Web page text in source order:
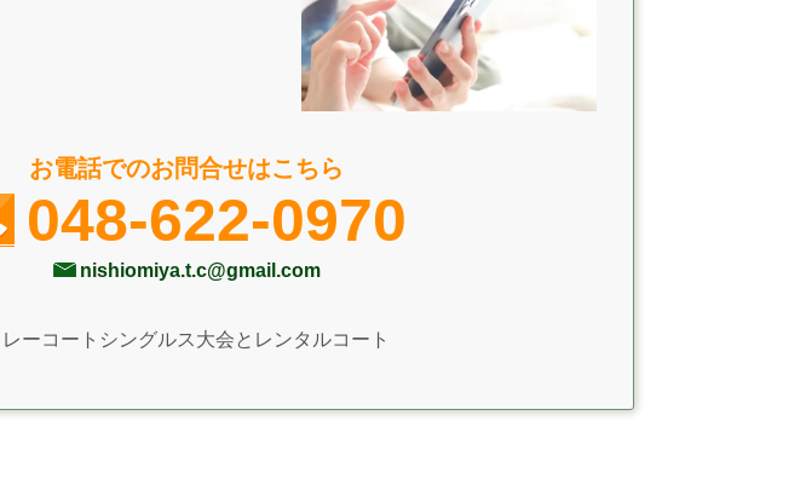
お電話でのお問合せはこちら
048-622-0970
nishiomiya.t.c@gmail.com
レーコートシングルス大会とレンタルコート